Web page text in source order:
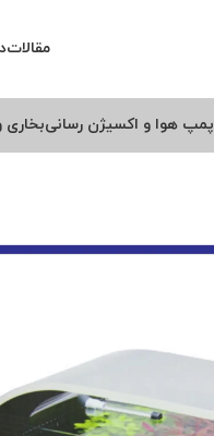
مقالات
پمپ هوا و اکسیژن رسانیبخاری